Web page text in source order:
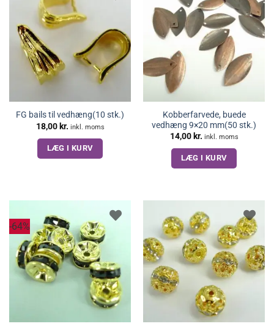
FG bails til vedhæng(10 stk.)
18,00kr. inkl. moms
LÆG I KURV
Kobberfarvede, buede
vedhæng 9×20 mm(50 stk.)
14,00 kr. inkl. moms
LÆG I KURV
-64%